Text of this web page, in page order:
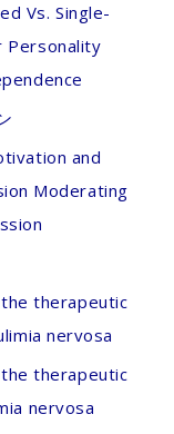
Vs. Single-
Personality
and
Moderating
therapeutic
nervosa
therapeutic
nervosa